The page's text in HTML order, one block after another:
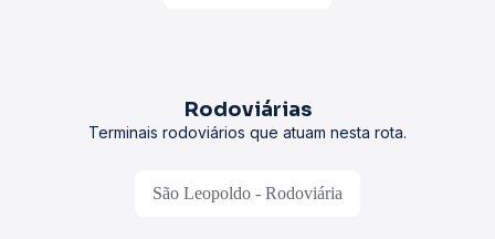
Rodoviárias
Terminais rodoviários que atuam nesta rota.
São Leopoldo - Rodoviária